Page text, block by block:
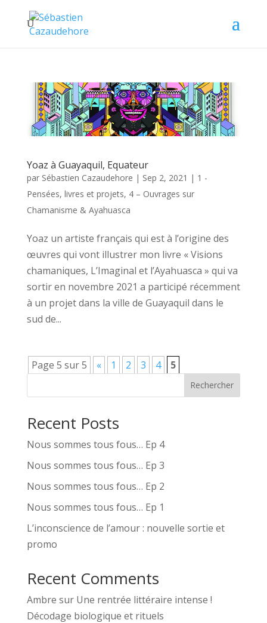
Yoaz à Guayaquil, Equateur
par Sébastien Cazaudehore | Sep 2, 2021 | 1 -
Pensées, livres et projets, 4 – Ouvrages sur
Chamanisme & Ayahuasca
Yoaz un artiste français qui est à l’origine des
œuvres qui vont illustrer mon livre « Visions
chamaniques, L’Imaginal et l’Ayahuasca » qui va
sortir en novembre 2021 a participé récemment
à un projet dans la ville de Guayaquil dans le
sud de...
Page 5 sur 5 « 1 2 3 4 5
Rechercher
Recent Posts
Nous sommes tous fous… Ep 4
Nous sommes tous fous… Ep 3
Nous sommes tous fous… Ep 2
Nous sommes tous fous… Ep 1
L’inconscience de l’amour : nouvelle sortie et
promo
Recent Comments
Ambre sur Une rentrée littéraire intense !
Décodage biologique et rituels